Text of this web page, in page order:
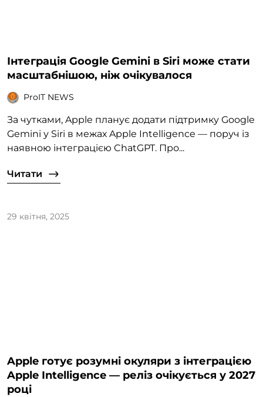
Інтеграція Google Gemini в Siri може стати
масштабнішою, ніж очікувалося
ProIT NEWS
За чутками, Apple планує додати підтримку Google
Gemini у Siri в межах Apple Intelligence — поруч із
наявною інтеграцією ChatGPT. Про...
Читати
29 квітня, 2025
Apple готує розумні окуляри з інтеграцією
Apple Intelligence — реліз очікується у 2027
році